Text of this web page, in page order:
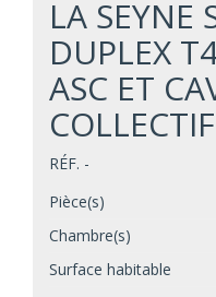
LA SEYNE
DUPLEX
ASC ET
COLLECTIF
RÉF. -
Pièce(s)
Chambre(s)
Surface habitable